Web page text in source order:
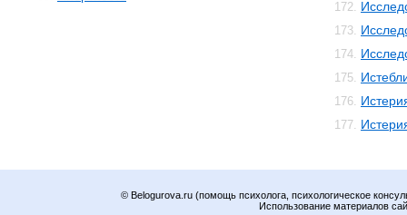
172.
173.
174.
175.
176.
177.
© Belogurova.ru (помощь психолога, психологическое
Использование материалов